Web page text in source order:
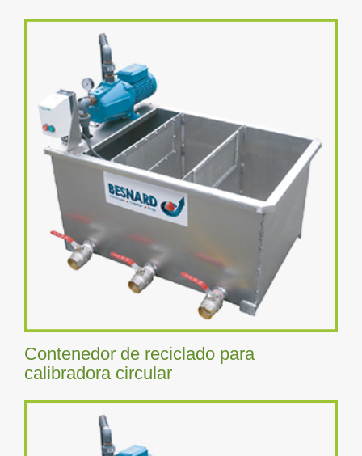
Contenedor de reciclado para
calibradora circular